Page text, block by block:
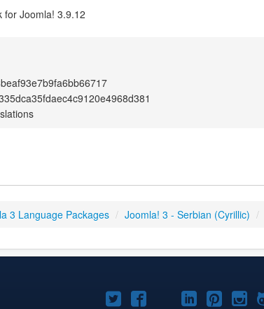
for Joomla! 3.9.12
3 Language Packages / Joomla! 3 - Serbian (Cyrillic) /
Joomla!Joomla!Joomla!
Joomla!